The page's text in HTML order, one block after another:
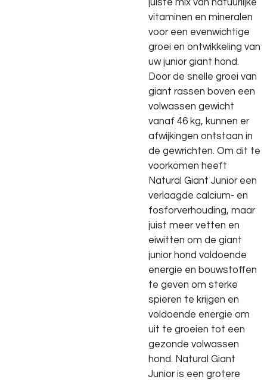
vitaminen en mineralen
voor een evenwichtige
groei en ontwikkeling van
uw junior giant hond.
Door de snelle groei van
giant rassen boven een
volwassen gewicht
vanaf 46 kg, kunnen er
afwijkingen ontstaan in
de gewrichten. Om dit te
voorkomen heeft
Natural Giant Junior een
verlaagde calcium- en
fosforverhouding, maar
juist meer vetten en
eiwitten om de giant
junior hond voldoende
energie en bouwstoffen
te geven om sterke
spieren te krijgen en
voldoende energie om
uit te groeien tot een
gezonde volwassen
hond. Natural Giant
Junior is een grotere